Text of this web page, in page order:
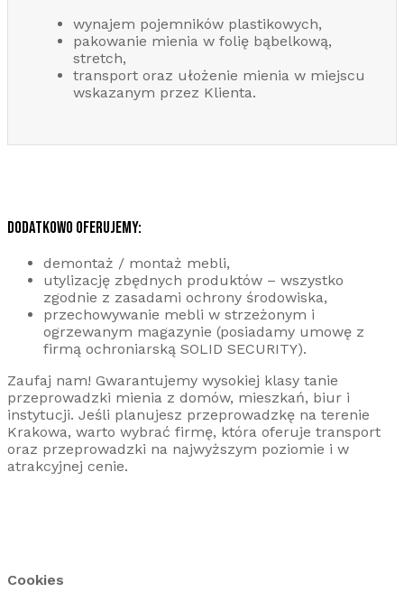
wynajem pojemników plastikowych,
pakowanie mienia w folię bąbelkową,
stretch,
transport oraz ułożenie mienia w miejscu
wskazanym przez Klienta.
DODATKOWO OFERUJEMY:
demontaż / montaż mebli,
utylizację zbędnych produktów – wszystko
zgodnie z zasadami ochrony środowiska,
przechowywanie mebli w strzeżonym i
ogrzewanym magazynie (posiadamy umowę z
firmą ochroniarską SOLID SECURITY).
Zaufaj nam! Gwarantujemy wysokiej klasy tanie
przeprowadzki mienia z domów, mieszkań, biur i
instytucji. Jeśli planujesz przeprowadzkę na terenie
Krakowa, warto wybrać firmę, która oferuje transport
oraz przeprowadzki na najwyższym poziomie i w
atrakcyjnej cenie.
Cookies